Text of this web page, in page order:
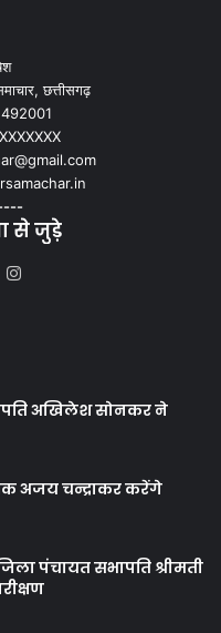
छत्तीसगढ़
492001
से जुड़े
Instagram
अखिलेश सोनकर ने
अजय चन्द्राकर करेंगे
पंचायत सभापति श्रीमती